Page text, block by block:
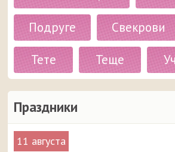
Праздники
11 августа
Подруге
Свекрови
Тете
Теще